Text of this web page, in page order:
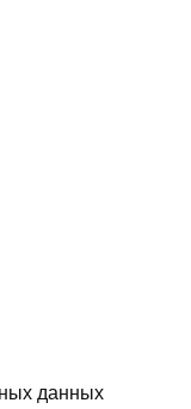
данных